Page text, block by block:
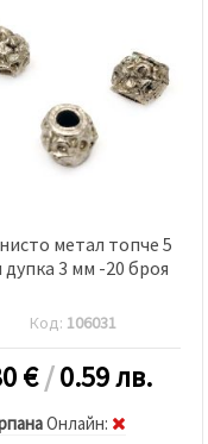
метал топче 5
дупка 3 мм -20 броя
Код: 106031
€/0.59 лв.
Oнлайн: